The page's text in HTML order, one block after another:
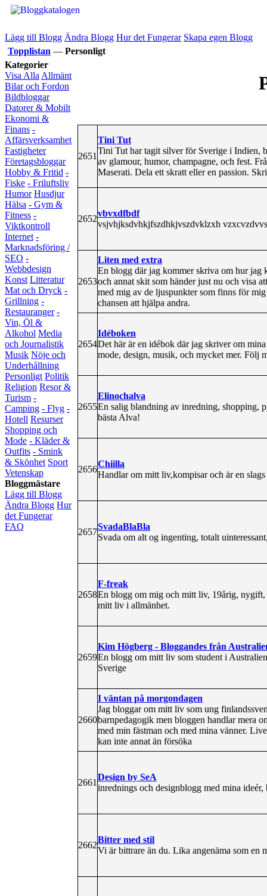
Lägg till Blogg Ändra Blogg Hur det Fungerar Skapa egen Blogg
Topplistan — Personligt
Kategorier
Visa Alla Allmänt
Bilar och Fordon
Bildbloggar
Datorer & Mobilt
Ekonomi &
Finans -
Affärsverksamhet
Fastigheter
Företagsbloggar
Hobby & Fritid -
Fiske - Friluftsliv
Humor Husdjur
Hälsa - Gym &
Fitness -
Viktkontroll
Internet -
Marknadsföring /
SEO -
Webbdesign
Konst Litteratur
Mat och Dryck -
Grillning -
Restauranger -
Vin, Öl &
Alkohol Media
och Journalistik
Musik Nöje och
Underhållning
Personligt Politik
Religion Resor &
Turism -
Camping - Flyg -
Hotell Resurser
Shopping och
Mode - Kläder &
Outfits - Smink
& Skönhet Sport
Vetenskap
Bloggmästare
Lägg till Blogg
Ändra Blogg Hur
det Fungerar
FAQ
2651
Tini Tut
Tini Tut har tagit silver för Sverige i Indien,
av glamour, humor, champagne, och fest.
Maserati. Dela ett skratt eller en passion.
2652
vbvxdfbdf
vsjvhjksdvhkjfszdhkjvszdvklzxh
2653
Liten med extra
En blogg där jag kommer skriva om hur jag
och annat skit som händer just nu och visa
med mig av de ljuspunkter som finns för
chansen att hjälpa andra.
2654
Idéboken
Det här är en idébok där jag skriver om
mode, design, musik, och mycket mer. Följ
2655
Elinochalva
En salig blandning av inredning, shopping,
bästa Alva!
2656
Chiilla
Handlar om mitt liv,kompisar och är en
2657
SvadaBlaBla
Svada om alt og ingenting, totalt
2658
F-freak
En blogg om mig och mitt liv, 19årig,
mitt liv i allmänhet.
2659
Kim Högberg - Bloggandes från
En blogg om mitt liv som student i
Sverige
2660
I väntan på morgondagen
Jag bloggar om mitt liv som ung
barnpedagogik men bloggen handlar mera
med min fästman och med mina vänner.
kan inte annat än försöka
2661
Design by SeA
inrednings och designblogg med mina
2662
Bitter med stil
Vi är bittrare än du. Lika angenäma som en